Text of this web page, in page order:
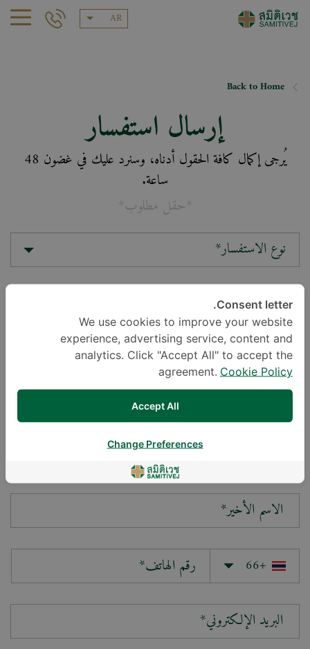
AR
Back to Home
إرسال استفسار
يُرجى إكمال كافة الحقول أدناه، وسنرد عليك في غضون 48
ساعة.
*حقل مطلوب*
نوع الاستفسار*
الموقع*
سؤالك*
الاسم الأخير*
البريد الإلكتروني*
Consent letter.
We use cookies to improve your website
experience, advertising service, content and
analytics. Click "Accept All" to accept the
agreement. Cookie Policy
Accept All
Change Preferences